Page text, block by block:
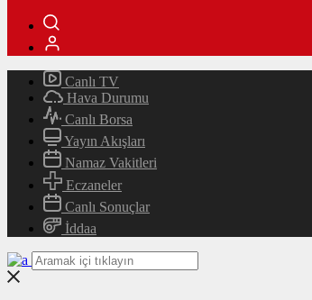
Canlı TV
Hava Durumu
Canlı Borsa
Yayın Akışları
Namaz Vakitleri
Eczaneler
Canlı Sonuçlar
İddaa